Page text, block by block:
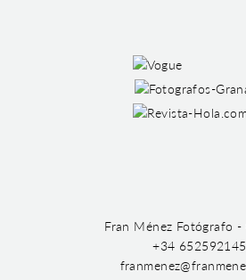
Fran Ménez Fotógrafo -
+34 652592145